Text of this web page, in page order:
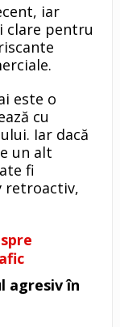
iar
clare pentru
este o
cu
Iar dacă
un alt
fi
retroactiv,
agresiv în